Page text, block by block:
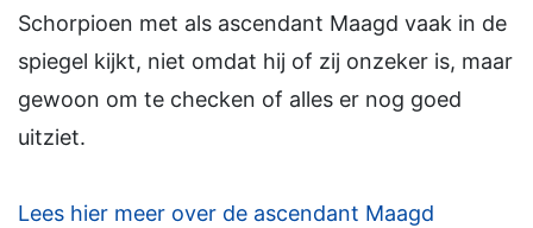
Schorpioen met als ascendant Maagd vaak in de
spiegel kijkt, niet omdat hij of zij onzeker is, maar
gewoon om te checken of alles er nog goed
uitziet.
Lees hier meer over de ascendant Maagd